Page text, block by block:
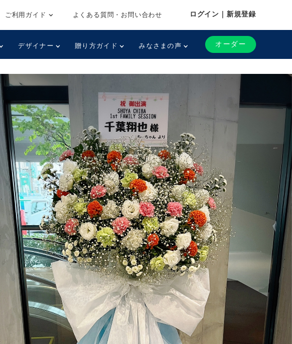
ご利用ガイド よくある質問・お問い合わせ ログイン｜新規登録
デザイナー 贈り方ガイド みなさまの声 オーダー